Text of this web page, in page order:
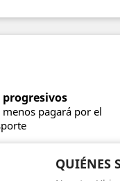
progresivos
pagará por el
QUIÉNES